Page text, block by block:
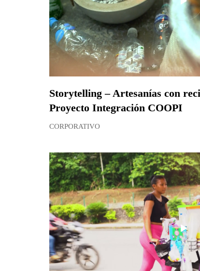
Storytelling – Artesanías con
Proyecto Integración COOPI
CORPORATIVO